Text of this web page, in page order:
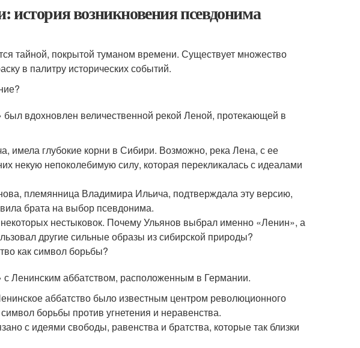
история возникновения псевдонима
тайной, покрытой туманом времени. Существует множество
в палитру исторических событий.
вдохновлен величественной рекой Леной, протекающей в
имела глубокие корни в Сибири. Возможно, река Лена, с ее
некую непоколебимую силу, которая перекликалась с идеалами
племянница Владимира Ильича, подтверждала эту версию,
брата на выбор псевдонима.
нестыковок. Почему Ульянов выбрал именно «Ленин», а
другие сильные образы из сибирской природы?
как символ борьбы?
Ленинским аббатством, расположенным в Германии.
аббатство было известным центром революционного
борьбы против угнетения и неравенства.
с идеями свободы, равенства и братства, которые так близки